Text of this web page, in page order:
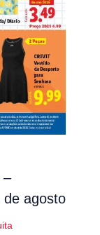
–
de agosto